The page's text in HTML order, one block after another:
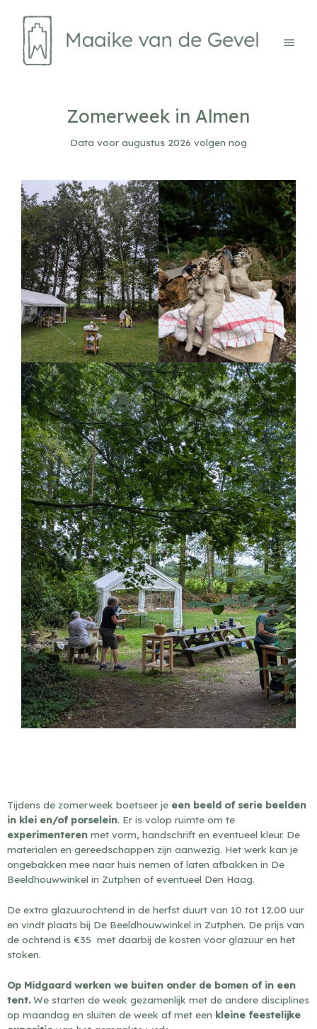
inhoud
Zomerweek in Almen
Data voor augustus 2026 volgen nog
Tijdens de zomerweek boetseer je een beeld of serie beelden
in klei en/of porselein. Er is volop ruimte om te
experimenteren met vorm, handschrift en eventueel kleur. De
materialen en gereedschappen zijn aanwezig. Het werk kan je
ongebakken mee naar huis nemen of laten afbakken in De
Beeldhouwwinkel in Zutphen of eventueel Den Haag.
De extra glazuurochtend in de herfst duurt van 10 tot 12.00 uur
en vindt plaats bij De Beeldhouwwinkel in Zutphen. De prijs van
de ochtend is €35 met daarbij de kosten voor glazuur en het
stoken.
Op Midgaard werken we buiten onder de bomen of in een
tent.We starten de week gezamenlijk met de andere disciplines
op maandag en sluiten de week af met een kleine feestelijke